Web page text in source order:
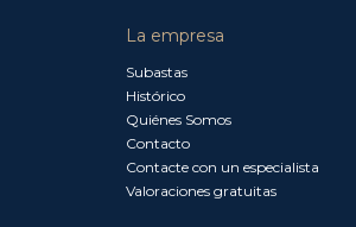
La empresa
Subastas
Histórico
Quiénes Somos
Contacto
Contacte con un especialista
Valoraciones gratuitas